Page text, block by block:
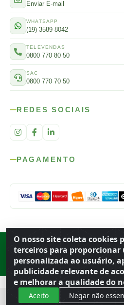
O nosso site coleta cookies
terceiros para proporcionar
personalizada ao usuário,
publicidade relevante de
e melhorar a qualidade do
Aceito Negar não
Enviar E-mail
WHATSAPP
(19) 3589-8042
TELEVENDAS
0800 770 80 50
SAC
0800 770 70 50
REDES SOCIAIS
PAGAMENTO
Rod. SP-215, s/n, km 98 — Área Rural
· CNPJ 56.679.863/0001-91
© 2026 Atacado Ideal